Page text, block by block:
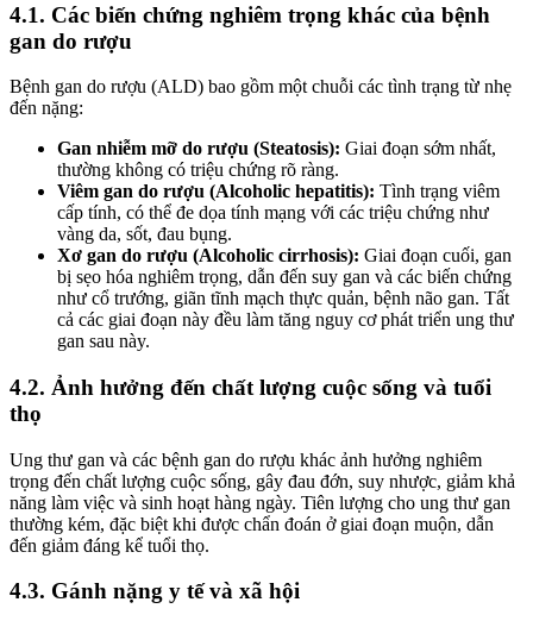
4.1. Các biến chứng nghiêm trọng khác của bệnh
gan do rượu
Bệnh gan do rượu (ALD) bao gồm một chuỗi các tình trạng từ nhẹ
đến nặng:
Gan nhiễm mỡ do rượu (Steatosis): Giai đoạn sớm nhất,
thường không có triệu chứng rõ ràng.
Viêm gan do rượu (Alcoholic hepatitis): Tình trạng viêm
cấp tính, có thể đe dọa tính mạng với các triệu chứng như
vàng da, sốt, đau bụng.
Xơ gan do rượu (Alcoholic cirrhosis): Giai đoạn cuối, gan
bị sẹo hóa nghiêm trọng, dẫn đến suy gan và các biến chứng
như cổ trướng, giãn tĩnh mạch thực quản, bệnh não gan. Tất
cả các giai đoạn này đều làm tăng nguy cơ phát triển ung thư
gan sau này.
4.2. Ảnh hưởng đến chất lượng cuộc sống và tuổi
thọ
Ung thư gan và các bệnh gan do rượu khác ảnh hưởng nghiêm
trọng đến chất lượng cuộc sống, gây đau đớn, suy nhược, giảm khả
năng làm việc và sinh hoạt hàng ngày. Tiên lượng cho ung thư gan
thường kém, đặc biệt khi được chẩn đoán ở giai đoạn muộn, dẫn
đến giảm đáng kể tuổi thọ.
4.3. Gánh nặng y tế và xã hội